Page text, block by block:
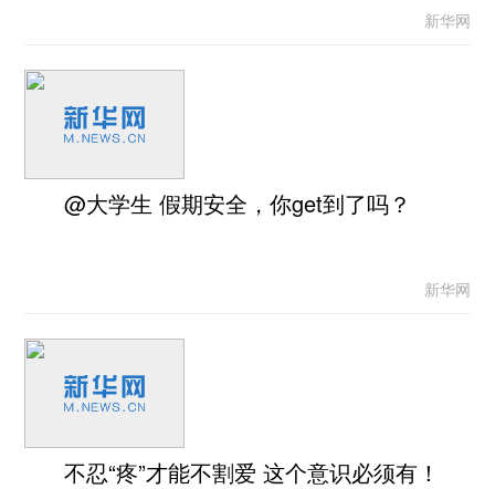
新华网
@大学生 假期安全，你get到了吗？
新华网
不忍“疼”才能不割爱 这个意识必须有！